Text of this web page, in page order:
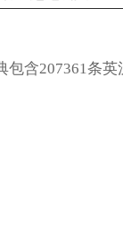
包含207361条